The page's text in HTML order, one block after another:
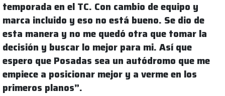
temporada en el TC. Con cambio de equipo y
marca incluido y eso no está bueno. Se dio de
esta manera y no me quedó otra que tomar la
decisión y buscar lo mejor para mi. Así que
espero que Posadas sea un autódromo que me
empiece a posicionar mejor y a verme en los
primeros planos”.